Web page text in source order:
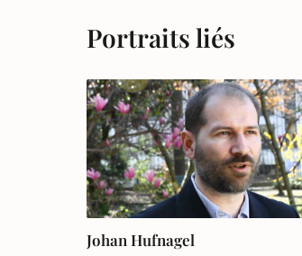
Portraits liés
Johan Hufnagel